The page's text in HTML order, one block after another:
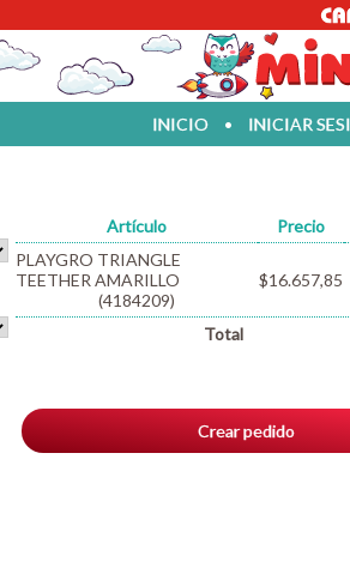
INICIO • INICIAR
Artículo Precio
PLAYGRO TRIANGLE
TEETHER AMARILLO
(4184209)
$16.657,85
Total
Crear pedido